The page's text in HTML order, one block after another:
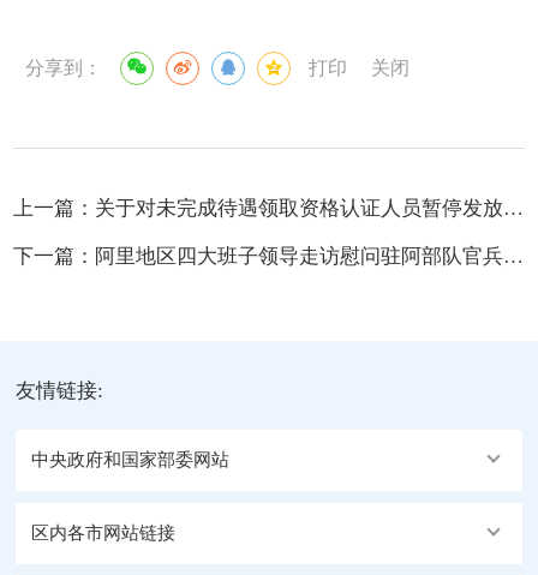
分享到： 打印 关闭
上一篇： 关于对未完成待遇领取资格认证人员暂停发放养老待遇的公告
下一篇： 阿里地区四大班子领导走访慰问驻阿部队官兵和消防救援队伍
友情链接:
中央政府和国家部委网站
区内各市网站链接